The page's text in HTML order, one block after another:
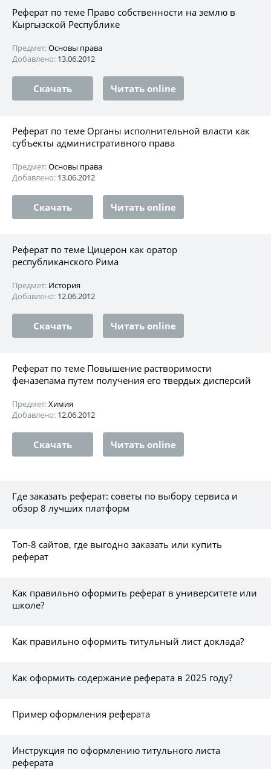
Реферат по теме Право собственности на землю в
Кыргызской Республике
Предмет:Основы права
Добавлено: 13.06.2012
Скачать Читать online
Реферат по теме Органы исполнительной власти как
субъекты административного права
Предмет:Основы права
Добавлено: 13.06.2012
Скачать Читать online
Реферат по теме Цицерон как оратор
республиканского Рима
Предмет: История
Добавлено: 12.06.2012
Скачать Читать online
Реферат по теме Повышение растворимости
феназепама путем получения его твердых дисперсий
Предмет:Химия
Добавлено: 12.06.2012
Скачать Читать online
Где заказать реферат: советы по выбору сервиса и
обзор 8 лучших платформ
Топ-8 сайтов, где выгодно заказать или купить
реферат
Как правильно оформить реферат в университете или
школе?
Как правильно оформить титульный лист доклада?
Как оформить содержание реферата в 2025 году?
Пример оформления реферата
Инструкция по оформлению титульного листа
реферата